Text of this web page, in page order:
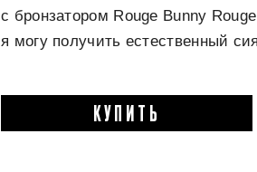
с бронзатором Rouge Bunny
я могу получить естественный
КУПИТЬ